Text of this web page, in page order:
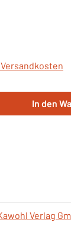
den
In den
Verlag